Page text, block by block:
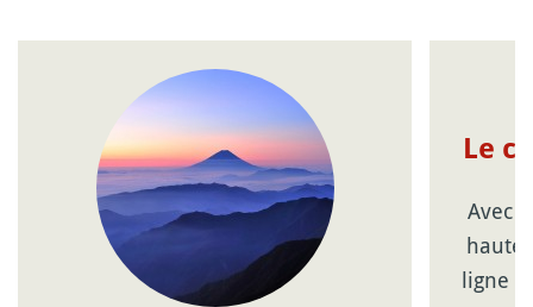
Le
Avec
haute
ligne